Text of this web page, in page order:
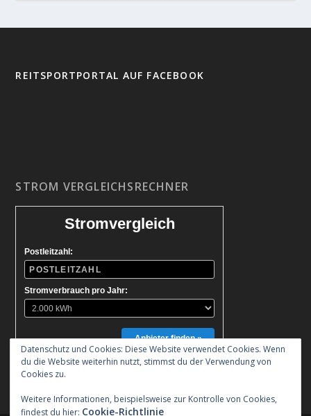
REITSPORTPORTAL AUF FACEBOOK
STROM VERGLEICHSRECHNER
Stromvergleich
Postleitzahl:
Stromverbrauch pro Jahr:
Anbieter finden »
Datenschutz und Cookies: Diese Website verwendet Cookies. Wenn
du die Website weiterhin nutzt, stimmst du der Verwendung von
Cookies zu.
Weitere Informationen, beispielsweise zur Kontrolle von Cookies,
findest du hier: Cookie-Richtlinie